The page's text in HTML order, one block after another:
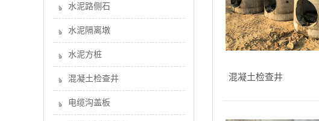
水泥路侧石
水泥隔离墩
水泥方桩
混凝土检查井
电缆沟盖板
混凝土检查井